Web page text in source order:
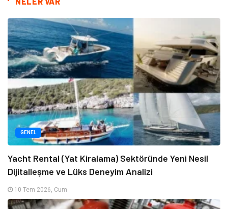
GENEL
Yacht Rental (Yat Kiralama) Sektöründe Yeni Nesil
Dijitalleşme ve Lüks Deneyim Analizi
10 Tem 2026, Cum